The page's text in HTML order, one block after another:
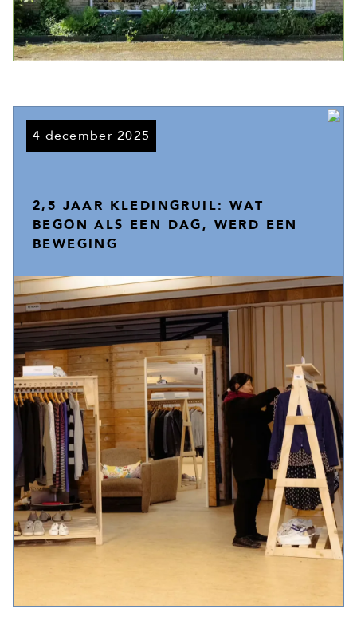
4 december 2025
2,5 JAAR KLEDINGRUIL: WAT
BEGON ALS EEN DAG, WERD EEN
BEWEGING